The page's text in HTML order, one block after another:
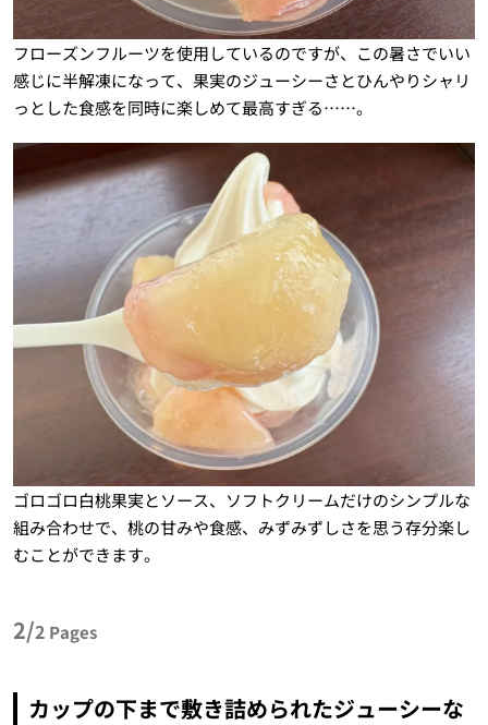
フローズンフルーツを使用しているのですが、この暑さでいい
感じに半解凍になって、果実のジューシーさとひんやりシャリ
っとした食感を同時に楽しめて最高すぎる……。
ゴロゴロ白桃果実とソース、ソフトクリームだけのシンプルな
組み合わせで、桃の甘みや食感、みずみずしさを思う存分楽し
むことができます。
2/2 Pages
カップの下まで敷き詰められたジューシーな